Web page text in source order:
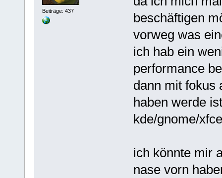
Beiträge: 437
beschäftigen
vorweg was
ich hab ein
performance
dann mit fokus
haben werde
kde/gnome/
ich könnte mir
nase vorn